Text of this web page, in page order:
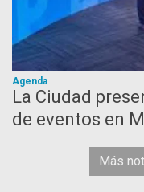
Agenda
La Ciudad
de eventos en
Más